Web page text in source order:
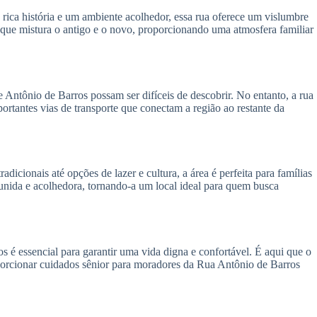
história e um ambiente acolhedor, essa rua oferece um vislumbre
mistura o antigo e o novo, proporcionando uma atmosfera familiar
de Barros possam ser difíceis de descobrir. No entanto, a rua
vias de transporte que conectam a região ao restante da
até opções de lazer e cultura, a área é perfeita para famílias
e acolhedora, tornando-a um local ideal para quem busca
é essencial para garantir uma vida digna e confortável. É aqui que o
cuidados sênior para moradores da Rua Antônio de Barros